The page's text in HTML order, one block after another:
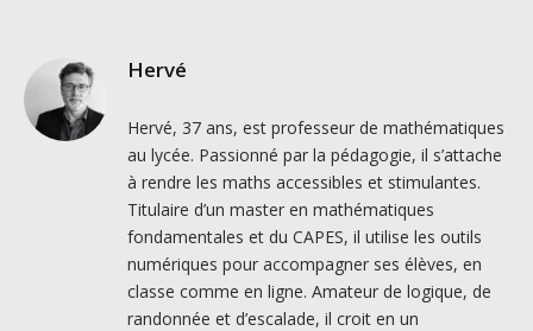
Hervé
Hervé, 37 ans, est professeur de mathématiques
au lycée. Passionné par la pédagogie, il s’attache
à rendre les maths accessibles et stimulantes.
Titulaire d’un master en mathématiques
fondamentales et du CAPES, il utilise les outils
numériques pour accompagner ses élèves, en
classe comme en ligne. Amateur de logique, de
randonnée et d’escalade, il croit en un